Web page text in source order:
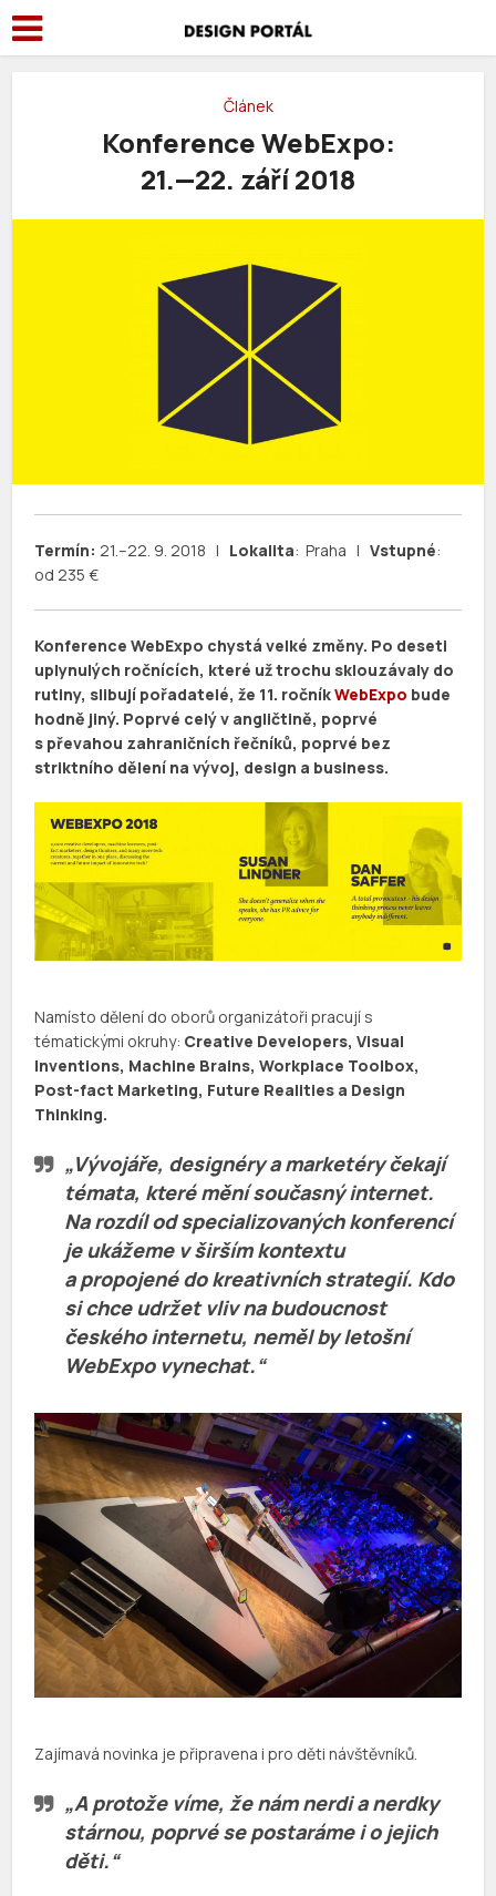
Článek
Konference WebExpo:
21.—22. září 2018
Termín: 21.–22. 9. 2018 | Lokalita: Praha |Vstupné:
od 235 €
Konference WebExpo chystá velké změny. Po deseti
uplynulých ročnících, které už trochu sklouzávaly do
rutiny, slibují pořadatelé, že 11. ročníkWebExpo bude
hodně jiný. Poprvé celý v angličtině, poprvé
s převahou zahraničních řečníků, poprvé bez
striktního dělení na vývoj, design a business.
Namísto dělení do oborů organizátoři pracují s
tématickými okruhy: Creative Developers, Visual
Inventions, Machine Brains, Workplace Toolbox,
Post-fact Marketing, Future Realities a Design
Thinking.
„Vývojáře, designéry a marketéry čekají
témata, které mění současný internet.
Na rozdíl od specializovaných konferencí
je ukážeme v širším kontextu
a propojené do kreativních strategií. Kdo
si chce udržet vliv na budoucnost
českého internetu, neměl by letošní
WebExpo vynechat.“
Zajímavá novinka je připravena i pro děti návštěvníků.
„A protože víme, že nám nerdi a nerdky
stárnou, poprvé se postaráme i o jejich
děti.“